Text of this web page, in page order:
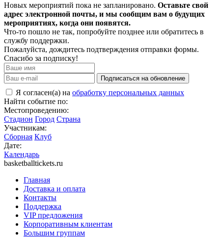
Новых мероприятий пока не запланировано. Оставьте свой
адрес электронной почты, и мы сообщим вам о будущих
мероприятиях, когда они появятся.
Что-то пошло не так, попробуйте позднее или обратитесь в
службу поддержки.
Пожалуйста, дождитесь подтверждения отправки формы.
Спасибо за подписку!
Подписаться на обновление
Я согласен(а) на обработку персональных данных
Найти событие по:
Местопроведению:
Стадион Город Страна
Участникам:
Сборная Клуб
Дате:
Календарь
basketballtickets.ru
Главная
Доставка и оплата
Контакты
Поддержка
VIP предложения
Корпоративным клиентам
Большим группам